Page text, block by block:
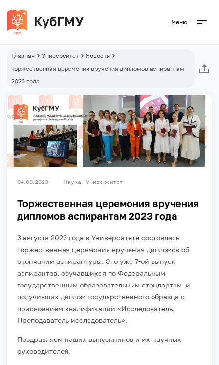
Меню
Главная Университет
Новости
Торжественная церемония вручения дипломов аспирантам
2023 года
04.08.2023 Наука Университет
Торжественная церемония вручения
дипломов аспирантам 2023 года
3 августа 2023 года в Университете состоялась
торжественная церемония вручения дипломов об
окончании аспирантуры. Это уже 7-ой выпуск
аспирантов, обучавшихся по Федеральным
государственным образовательным стандартам и
получивших диплом государственного образца с
присвоением квалификации «Исследователь.
Преподаватель исследователь».
Поздравляем наших выпускников и их научных
руководителей.